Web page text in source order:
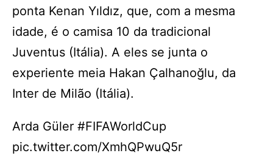
ponta Kenan Yıldız, que, com a mesma
idade, é o camisa 10 da tradicional
Juventus (Itália). A eles se junta o
experiente meia Hakan Çalhanoğlu, da
Inter de Milão (Itália).
Arda Güler #FIFAWorldCup
pic.twitter.com/XmhQPwuQ5r